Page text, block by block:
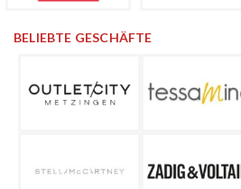
BELIEBTE GESCHÄFTE